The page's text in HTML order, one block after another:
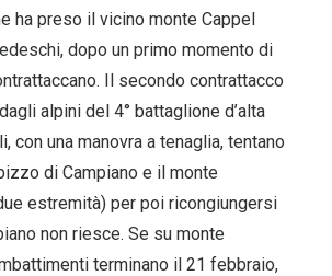
ha preso il vicino monte Cappel
dopo un primo momento di
Il secondo contrattacco
alpini del 4° battaglione d’alta
con una manovra a tenaglia, tentano
di Campiano e il monte
estremità) per poi ricongiungersi
non riesce. Se su monte
terminano il 21 febbraio,